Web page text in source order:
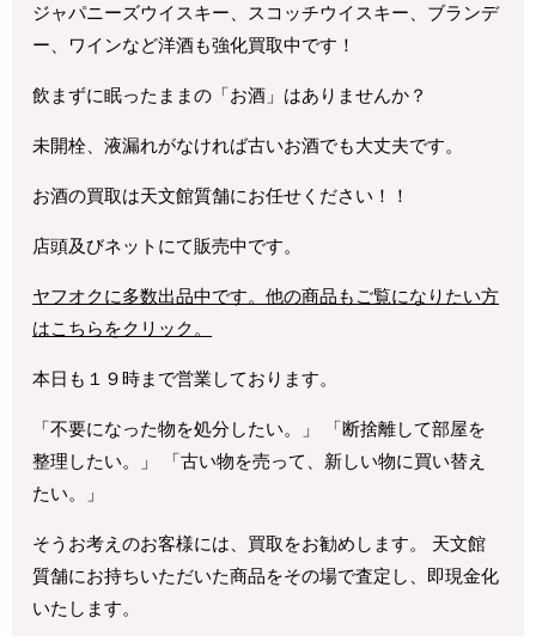
ジャパニーズウイスキー、スコッチウイスキー、ブランデ
ー、ワインなど洋酒も強化買取中です！
飲まずに眠ったままの「お酒」はありませんか？
未開栓、液漏れがなければ古いお酒でも大丈夫です。
お酒の買取は天文館質舗にお任せください！！
店頭及びネットにて販売中です。
ヤフオクに多数出品中です。他の商品もご覧になりたい方
はこちらをクリック。
本日も１９時まで営業しております。
「不要になった物を処分したい。」 「断捨離して部屋を
整理したい。」 「古い物を売って、新しい物に買い替え
たい。」
そうお考えのお客様には、買取をお勧めします。 天文館
質舗にお持ちいただいた商品をその場で査定し、即現金化
いたします。